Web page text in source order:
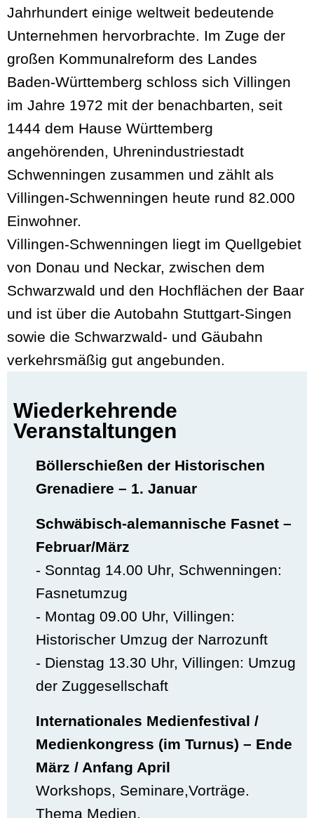
Jahrhundert einige weltweit bedeutende
Unternehmen hervorbrachte. Im Zuge der
großen Kommunalreform des Landes
Baden-Württemberg schloss sich Villingen
im Jahre 1972 mit der benachbarten, seit
1444 dem Hause Württemberg
angehörenden, Uhrenindustriestadt
Schwenningen zusammen und zählt als
Villingen-Schwenningen heute rund 82.000
Einwohner.
Villingen-Schwenningen liegt im Quellgebiet
von Donau und Neckar, zwischen dem
Schwarzwald und den Hochflächen der Baar
und ist über die Autobahn Stuttgart-Singen
sowie die Schwarzwald- und Gäubahn
verkehrsmäßig gut angebunden.
Wiederkehrende
Veranstaltungen
Böllerschießen der Historischen
Grenadiere – 1. Januar
Schwäbisch-alemannische Fasnet –
Februar/März
- Sonntag 14.00 Uhr, Schwenningen:
Fasnetumzug
- Montag 09.00 Uhr, Villingen:
Historischer Umzug der Narrozunft
- Dienstag 13.30 Uhr, Villingen: Umzug
der Zuggesellschaft
Internationales Medienfestival /
Medienkongress (im Turnus) – Ende
März / Anfang April
Workshops, Seminare,Vorträge.
Thema Medien.